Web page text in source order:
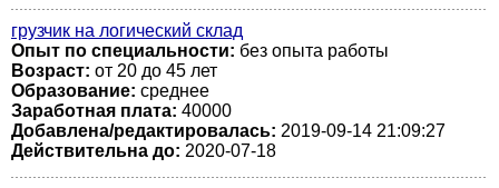
грузчик на логический склад
Опыт по специальности: без опыта работы
Возраст: от 20 до 45 лет
Образование: среднее
Заработная плата: 40000
Добавлена/редактировалась: 2019-09-14 21:09:27
Действительна до: 2020-07-18